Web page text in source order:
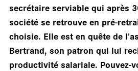
secrétaire serviable qui après
société se retrouve en pré-
choisie. Elle est en quête de
Bertrand, son patron qui lui
productivité salariale. Pouvez-